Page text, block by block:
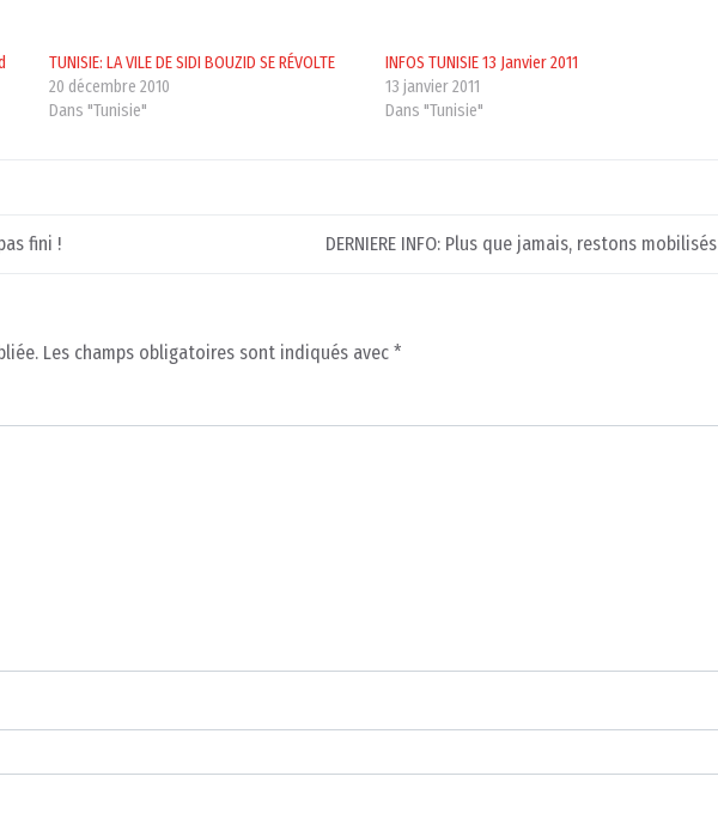
TUNISIE: LA VILE DE SIDI BOUZID SE RÉVOLTE
20 décembre 2010
Dans "Tunisie"
INFOS TUNISIE 13 Janvier 2011
13 janvier 2011
Dans "Tunisie"
fini ! DERNIERE INFO: Plus que jamais, restons mobilisés
Les champs obligatoires sont indiqués avec *